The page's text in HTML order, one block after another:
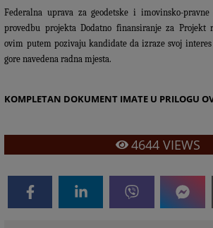
Federalna uprava za geodetske i imovinsko-
provedbu projekta Dodatno finansiranje za Projekt
ovim putem pozivaju kandidate da izraze svoj
gore navedena radna mjesta.
KOMPLETAN DOKUMENT IMATE U PRILOGU
4644 VIEWS